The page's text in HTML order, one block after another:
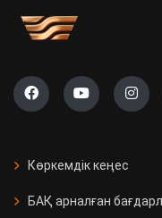
Көркемдік кеңес
БАҚ арналған